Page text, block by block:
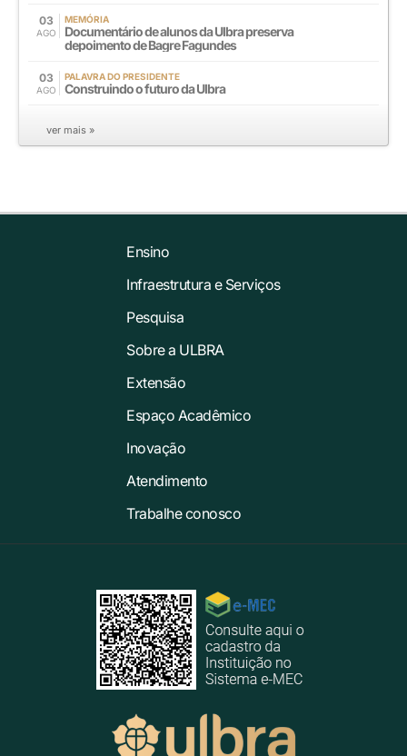
03
AGO
MEMÓRIA
Documentário de alunos da Ulbra preserva
depoimento de Bagre Fagundes
03
AGO
PALAVRA DO PRESIDENTE
Construindo o futuro da Ulbra
ver mais »
Ensino
Infraestrutura e Serviços
Pesquisa
Sobre a ULBRA
Extensão
Espaço Acadêmico
Inovação
Atendimento
Trabalhe conosco